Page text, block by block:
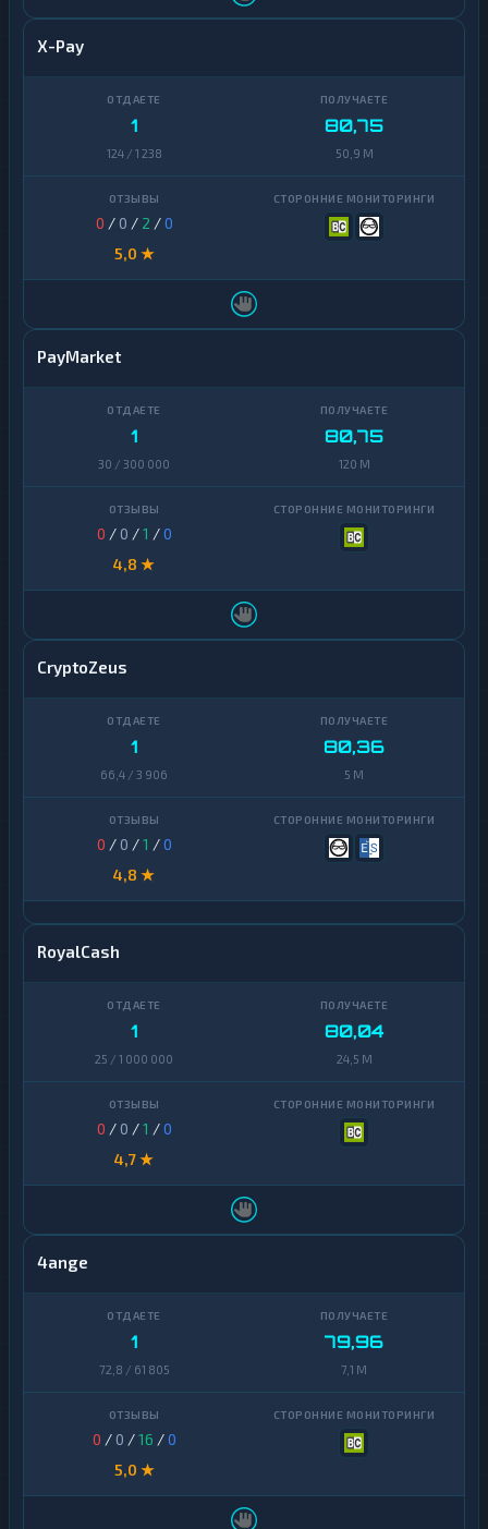
X-Pay
1
124 / 1 238
80,75
50,9 M
0 / 0 / 2 /0
5,0 ★
PayMarket
1
30 / 300 000
80,75
120 M
0 / 0 /1 /0
4,8 ★
CryptoZeus
1
66,4 / 3 906
80,36
5 M
0 / 0 /1 /0
4,8 ★
RoyalCash
1
25 / 1 000 000
80,04
24,5 M
0 / 0 /1 /0
4,7 ★
4ange
1
72,8 / 61 805
79,96
7,1 M
0 / 0 /16 /0
5,0 ★